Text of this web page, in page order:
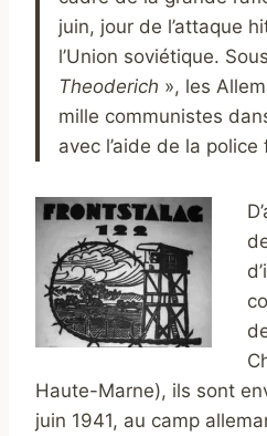
juin, jour de l’attaque
l’Union soviétique.
Theoderich », les
mille communistes
avec l’aide de la police
Haute-Marne), ils sont
juin 1941, au camp